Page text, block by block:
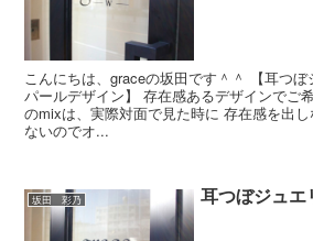
こんにちは、graceの坂田です＾＾ 【耳つ
パールデザイン】 存在感あるデザインでご
のmixは、実際対面で見た時に 存在感を出
ないのでオ...
坂田 彩乃 耳つぼジュエ